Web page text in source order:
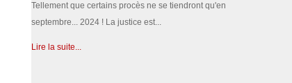
Tellement que certains procès ne se tiendront qu'en
septembre... 2024 ! La justice est...
Lire la suite...